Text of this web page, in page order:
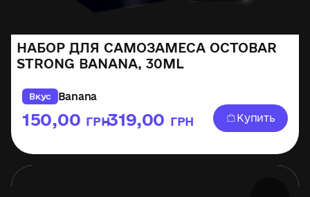
НАБОР ДЛЯ САМОЗАМЕСА OCTOBAR
STRONG BANANA, 30ML
Вкус Banana
150,00 ГРН
–319,00 ГРН Купить